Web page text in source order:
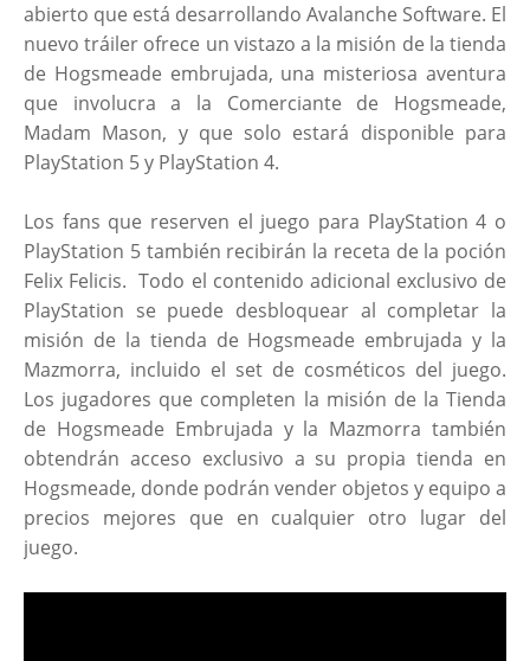
abierto que está desarrollando Avalanche Software. El
nuevo tráiler ofrece un vistazo a la misión de la tienda
de Hogsmeade embrujada, una misteriosa aventura
que involucra a la Comerciante de Hogsmeade,
Madam Mason, y que solo estará disponible para
PlayStation 5 y PlayStation 4.
Los fans que reserven el juego para PlayStation 4 o
PlayStation 5 también recibirán la receta de la poción
Felix Felicis. Todo el contenido adicional exclusivo de
PlayStation se puede desbloquear al completar la
misión de la tienda de Hogsmeade embrujada y la
Mazmorra, incluido el set de cosméticos del juego.
Los jugadores que completen la misión de la Tienda
de Hogsmeade Embrujada y la Mazmorra también
obtendrán acceso exclusivo a su propia tienda en
Hogsmeade, donde podrán vender objetos y equipo a
precios mejores que en cualquier otro lugar del
juego.